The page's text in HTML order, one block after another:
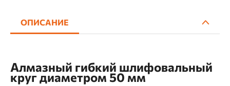
ОПИСАНИЕ
Алмазный гибкий шлифовальный
круг диаметром 50 мм